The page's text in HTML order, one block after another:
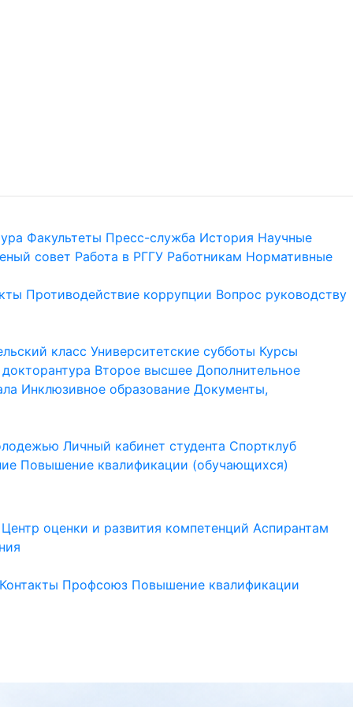
Факультеты Пресс-служба История Научные
совет Работа в РГГУ Работникам Нормативные
Противодействие коррупции Вопрос руководству
класс Университетские субботы Курсы
Второе высшее Дополнительное
Инклюзивное образование Документы,
Личный кабинет студента Спортклуб
Повышение квалификации (обучающихся)
Центр оценки и развития компетенций Аспирантам
Контакты Профсоюз Повышение квалификации